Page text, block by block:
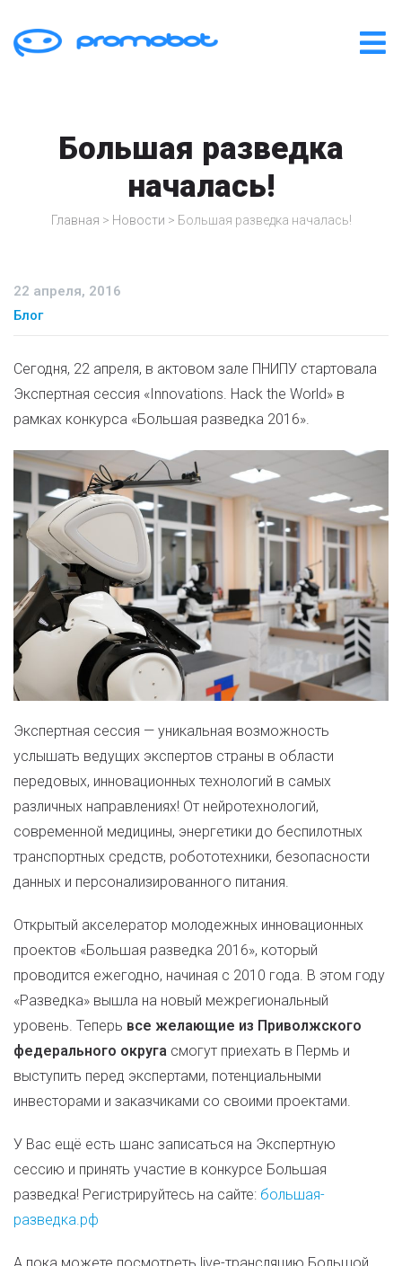
Большая разведка
началась!
Главная > Новости > Большая разведка началась!
22 апреля, 2016
Блог
Сегодня, 22 апреля, в актовом зале ПНИПУ стартовала
Экспертная сессия «Innovations. Hack the World» в
рамках конкурса «Большая разведка 2016».
Экспертная сессия — уникальная возможность
услышать ведущих экспертов страны в области
передовых, инновационных технологий в самых
различных направлениях! От нейротехнологий,
современной медицины, энергетики до беспилотных
транспортных средств, робототехники, безопасности
данных и персонализированного питания.
Открытый акселератор молодежных инновационных
проектов «Большая разведка 2016», который
проводится ежегодно, начиная с 2010 года. В этом году
«Разведка» вышла на новый межрегиональный
уровень. Теперь все желающие из Приволжского
федерального округа смогут приехать в Пермь и
выступить перед экспертами, потенциальными
инвесторами и заказчиками со своими проектами.
У Вас ещё есть шанс записаться на Экспертную
сессию и принять участие в конкурсе Большая
разведка! Регистрируйтесь на сайте: большая-
разведка.рф
А пока можете посмотреть live-трансляцию Большой